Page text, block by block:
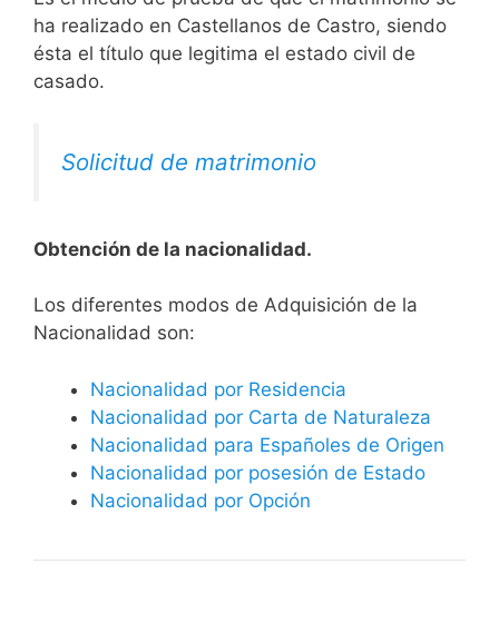
ha realizado en Castellanos de Castro, siendo
ésta el título que legitima el estado civil de
casado.
Solicitud de matrimonio
Obtención de la nacionalidad.
​​​Los diferentes modos de Adquisición de la
Nacionalidad son:
Nacionalidad por Residencia
Nacionalidad por Carta de Naturaleza
Nacionalidad para Españoles de Origen
Nacionalidad por posesión de Estado
Nacionalidad por Opción